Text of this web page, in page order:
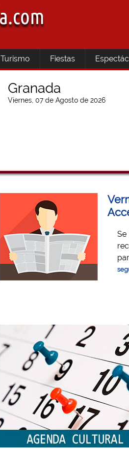
Turismo Fiestas
Granada
Viernes, 07 de Agosto de 2026